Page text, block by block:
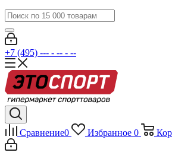
+7 (495) --- - -- - --
Сравнение0 Избранное 0